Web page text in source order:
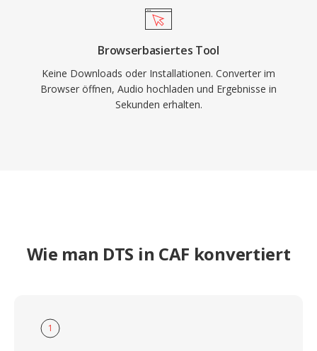
Browserbasiertes Tool
Keine Downloads oder Installationen. Converter im
Browser öffnen, Audio hochladen und Ergebnisse in
Sekunden erhalten.
Wie man DTS in CAF konvertiert
1